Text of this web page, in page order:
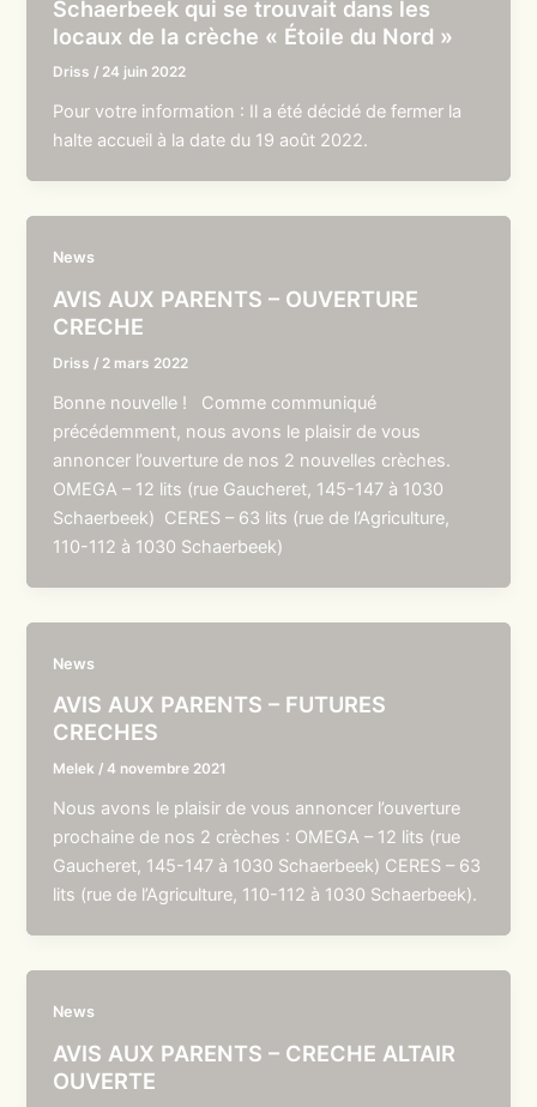
Schaerbeek qui se trouvait dans les
locaux de la crèche « Étoile du Nord »
Driss / 24 juin 2022
Pour votre information : Il a été décidé de fermer la
halte accueil à la date du 19 août 2022.
News
AVIS AUX PARENTS – OUVERTURE
CRECHE
Driss / 2 mars 2022
Bonne nouvelle ! Comme communiqué
précédemment, nous avons le plaisir de vous
annoncer l’ouverture de nos 2 nouvelles crèches.
OMEGA – 12 lits (rue Gaucheret, 145-147 à 1030
Schaerbeek) CERES – 63 lits (rue de l’Agriculture,
110-112 à 1030 Schaerbeek)
News
AVIS AUX PARENTS – FUTURES
CRECHES
Melek /4 novembre 2021
Nous avons le plaisir de vous annoncer l’ouverture
prochaine de nos 2 crèches : OMEGA – 12 lits (rue
Gaucheret, 145-147 à 1030 Schaerbeek) CERES – 63
lits (rue de l’Agriculture, 110-112 à 1030 Schaerbeek).
News
AVIS AUX PARENTS – CRECHE ALTAIR
OUVERTE